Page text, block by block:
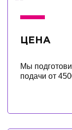
ЦЕНА
Мы
подачи от